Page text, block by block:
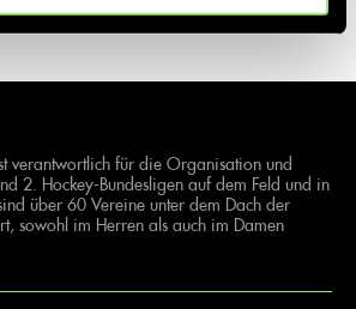
verantwortlich für die Organisation und
2. Hockey-Bundesligen auf dem Feld und in
über 60 Vereine unter dem Dach der
sowohl im Herren als auch im Damen